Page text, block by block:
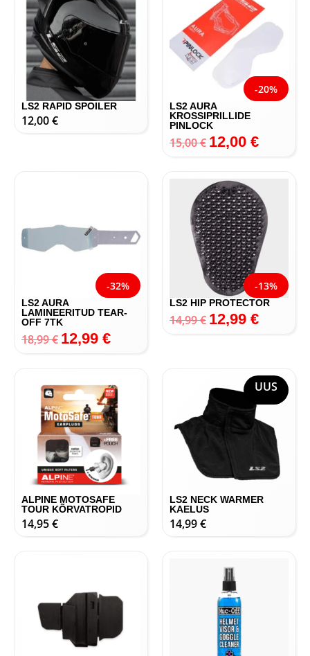
LS2 RAPID SPOILER
12,00€
-20%
LS2 AURA
KROSSIPRILLIDE
PINLOCK
15,00€ 12,00 €
-32%
LS2 AURA
LAMINEERITUD TEAR-
OFF 7TK
18,99€ 12,99 €
-13%
LS2 HIP PROTECTOR
14,99€ 12,99 €
ALPINE MOTOSAFE
TOUR KÕRVATROPID
14,95€
UUS
LS2 NECK WARMER
KAELUS
14,99€